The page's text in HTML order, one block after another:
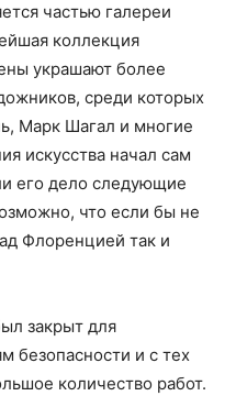
частью галереи
коллекция
украшают более
среди которых
Марк Шагал и многие
искусства начал сам
его дело следующие
что если бы не
Флоренцией так и
закрыт для
безопасности и с тех
количество работ.